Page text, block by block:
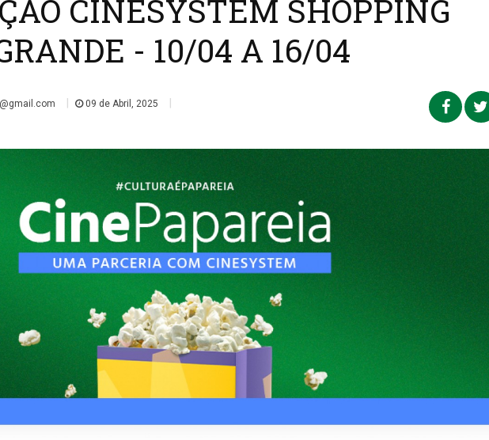
CINESYSTEM SHOPPING
- 10/04 A 16/04
| 09 de Abril, 2025 |